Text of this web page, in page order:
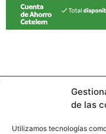
de las
Utilizamos tecnologías